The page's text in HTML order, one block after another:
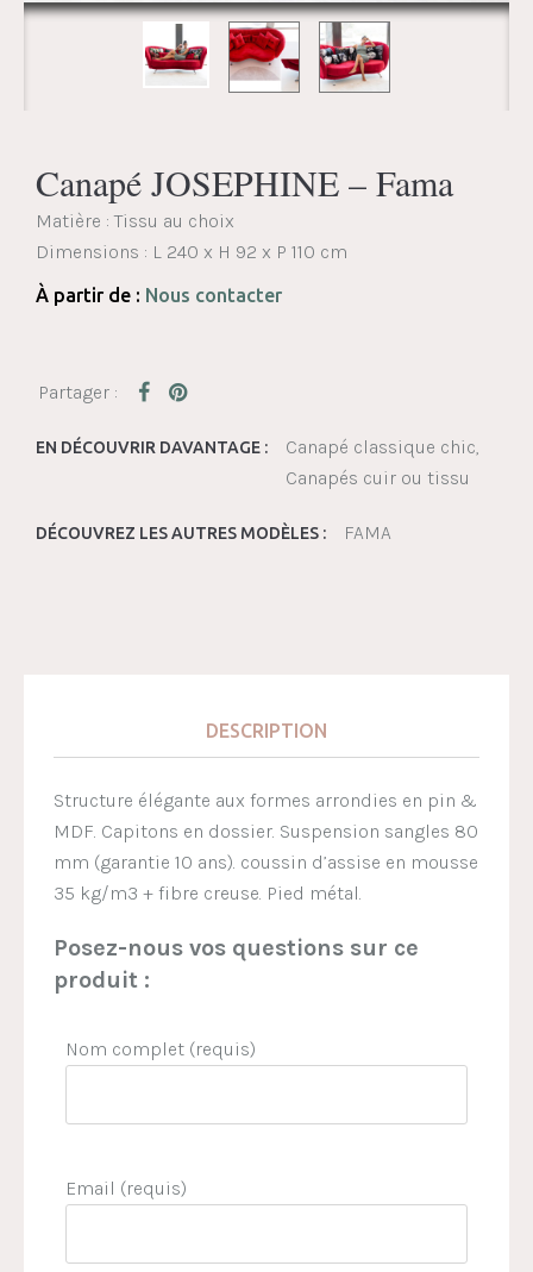
Canapé JOSEPHINE – Fama
Matière : Tissu au choix
Dimensions : L 240 x H 92 x P 110 cm
À partir de : Nous contacter
EN DÉCOUVRIR DAVANTAGE :
Canapé classique chic
Canapés cuir ou tissu
DÉCOUVREZ LES AUTRES MODÈLES : FAMA
DESCRIPTION
Structure élégante aux formes arrondies en pin &
MDF. Capitons en dossier. Suspension sangles 80
mm (garantie 10 ans). coussin d’assise en mousse
35 kg/m3 + fibre creuse. Pied métal.
Posez-nous vos questions sur ce
produit :
Nom complet (requis)
Email (requis)